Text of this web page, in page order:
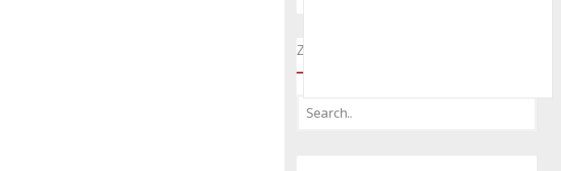
Zoeken door onze nieuwsartikelen